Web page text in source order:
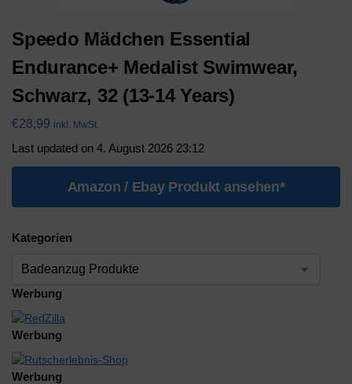
Speedo Mädchen Essential
Endurance+ Medalist Swimwear,
Schwarz, 32 (13-14 Years)
€28,99 inkl. MwSt.
Last updated on 4. August 2026 23:12
Amazon / Ebay Produkt ansehen*
Kategorien
Werbung
Werbung
Werbung